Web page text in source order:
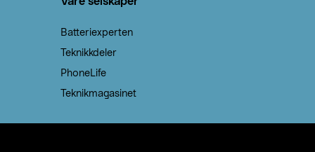
Batteriexperten
Teknikkdeler
PhoneLife
Teknikmagasinet